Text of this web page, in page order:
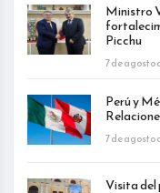
Ministro
Picchu
7 de agosto
Perú y
7 de agosto
Visita del